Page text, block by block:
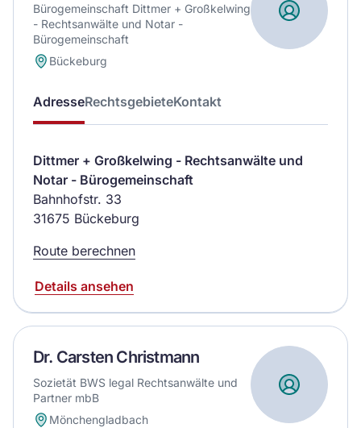
Bürogemeinschaft Dittmer + Großkelwing
- Rechtsanwälte und Notar -
Bürogemeinschaft
Bückeburg
AdresseRechtsgebieteKontakt
Dittmer + Großkelwing - Rechtsanwälte und
Notar - Bürogemeinschaft
Bahnhofstr. 33
31675 Bückeburg
Route berechnen
Details ansehen
Dr. Carsten Christmann
Sozietät BWS legal Rechtsanwälte und
Partner mbB
Mönchengladbach